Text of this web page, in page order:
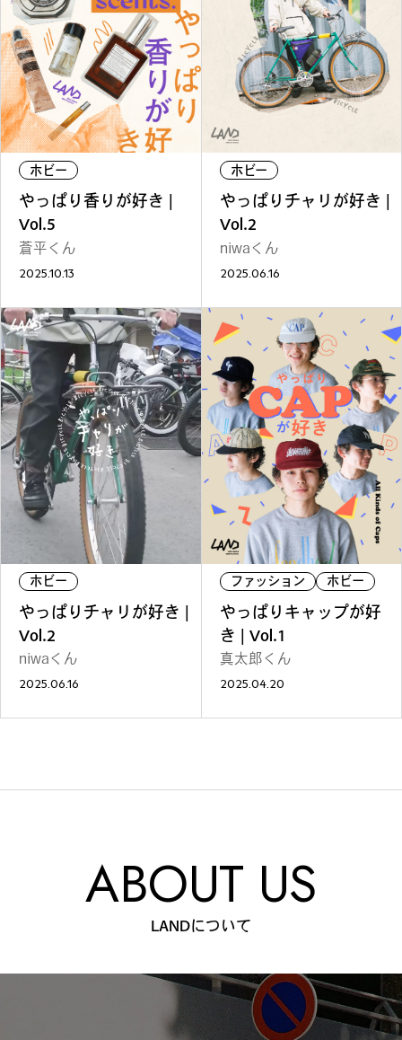
ショッピング トラベル
REGULARS
連載一覧
#健康LAND
#パイセンの行きつけにつ
いて行く
# 札幌来たら、まずはココ
僕らの便利酒場
呑める粉もんの世界
夢中になれる、仕事のは
ホビー
やっぱり香りが好き |
Vol.5
蒼平くん
2025.10.13
ホビー
やっぱりチャリが好き |
Vol.2
niwaくん
2025.06.16
ホビー
やっぱりチャリが好き |
Vol.2
niwaくん
2025.06.16
ファッション ホビー
やっぱりキャップが好
き | Vol.1
真太郎くん
2025.04.20
ABOUT US
LANDについて